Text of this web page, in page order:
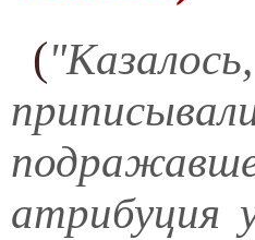
(
атрибуция